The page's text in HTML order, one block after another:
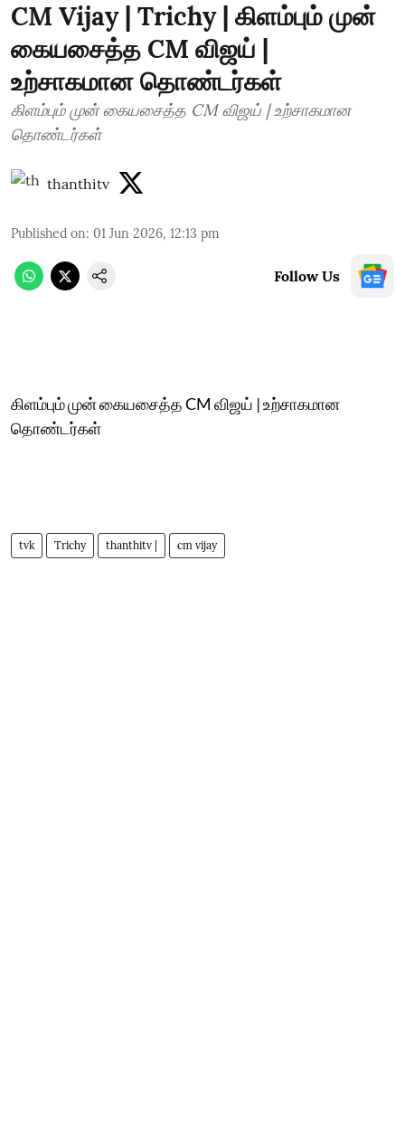
CM Vijay | Trichy | கிளம்பும் முன்
கையசைத்த CM விஜய் |
உற்சாகமான தொண்டர்கள்
கிளம்பும் முன் கையசைத்த CM விஜய் | உற்சாகமான
தொண்டர்கள்
thanthitv
Published on: 01 Jun 2026, 12:13 pm
Follow Us
கிளம்பும் முன் கையசைத்த CM விஜய் | உற்சாகமான
தொண்டர்கள்
tvk Trichy thanthitv | cm vijay